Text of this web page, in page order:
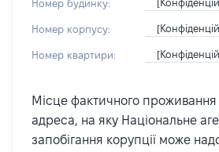
Номер будинку:
Номер корпусу:
Номер квартири:
Місце фактичного
адреса, на яку Національне
запобігання корупції може